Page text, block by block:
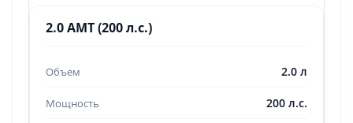
2.0 AMT (200 л.с.)
2.0 л
200 л.с.